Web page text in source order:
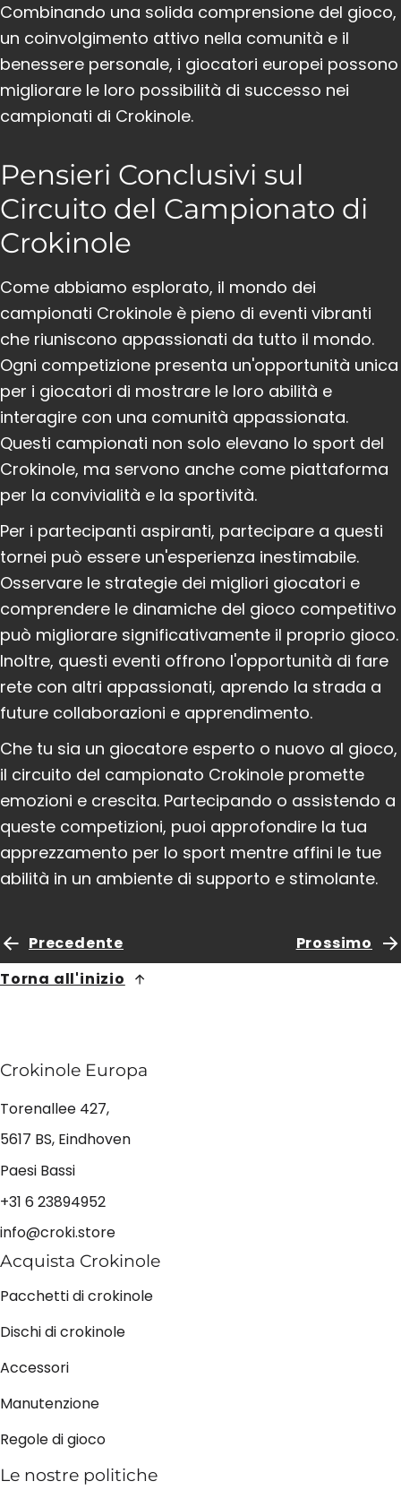
Combinando una solida comprensione del gioco,
un coinvolgimento attivo nella comunità e il
benessere personale, i giocatori europei possono
migliorare le loro possibilità di successo nei
campionati di Crokinole.
Pensieri Conclusivi sul
Circuito del Campionato di
Crokinole
Come abbiamo esplorato, il mondo dei
campionati Crokinole è pieno di eventi vibranti
che riuniscono appassionati da tutto il mondo.
Ogni competizione presenta un'opportunità unica
per i giocatori di mostrare le loro abilità e
interagire con una comunità appassionata.
Questi campionati non solo elevano lo sport del
Crokinole, ma servono anche come piattaforma
per la convivialità e la sportività.
Per i partecipanti aspiranti, partecipare a questi
tornei può essere un'esperienza inestimabile.
Osservare le strategie dei migliori giocatori e
comprendere le dinamiche del gioco competitivo
può migliorare significativamente il proprio gioco.
Inoltre, questi eventi offrono l'opportunità di fare
rete con altri appassionati, aprendo la strada a
future collaborazioni e apprendimento.
Che tu sia un giocatore esperto o nuovo al gioco,
il circuito del campionato Crokinole promette
emozioni e crescita. Partecipando o assistendo a
queste competizioni, puoi approfondire la tua
apprezzamento per lo sport mentre affini le tue
abilità in un ambiente di supporto e stimolante.
Precedente
Prossimo
Torna all'inizio
Crokinole Europa
Torenallee 427,
5617 BS, Eindhoven
Paesi Bassi
+31 6 23894952
info@croki.store
Acquista Crokinole
Pacchetti di crokinole
Dischi di crokinole
Accessori
Manutenzione
Regole di gioco
Le nostre politiche